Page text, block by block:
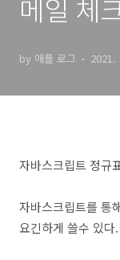
메일 체
by 애플 로그 2021.
자바스크립트 정규
자바스크립트를 통
요긴하게 쓸수 있다.